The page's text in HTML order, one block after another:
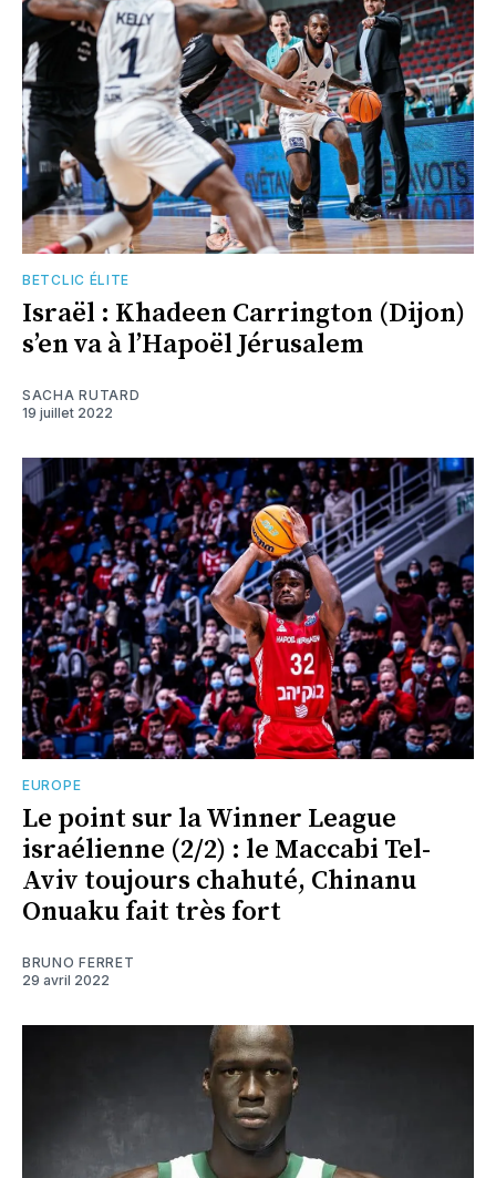
BETCLIC ÉLITE
Israël : Khadeen Carrington (Dijon)
s’en va à l’Hapoël Jérusalem
SACHA RUTARD
19 juillet 2022
EUROPE
Le point sur la Winner League
israélienne (2/2) : le Maccabi Tel-
Aviv toujours chahuté, Chinanu
Onuaku fait très fort
BRUNO FERRET
29 avril 2022